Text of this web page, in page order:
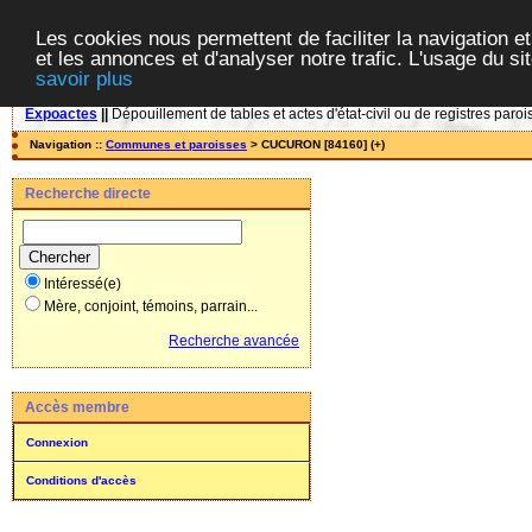
Les cookies nous permettent de faciliter la navigation
et les annonces et d'analyser notre trafic. L'usage du
savoir plus
Expoactes Dépouillement de tables et actes d'état-civil ou de registres
Navigation :: Communes et paroisses > CUCURON [84160] (+)
Recherche directe
Intéressé(e)
Mère, conjoint, témoins, parrain...
Recherche avancée
Accès membre
Connexion
Conditions d'accès